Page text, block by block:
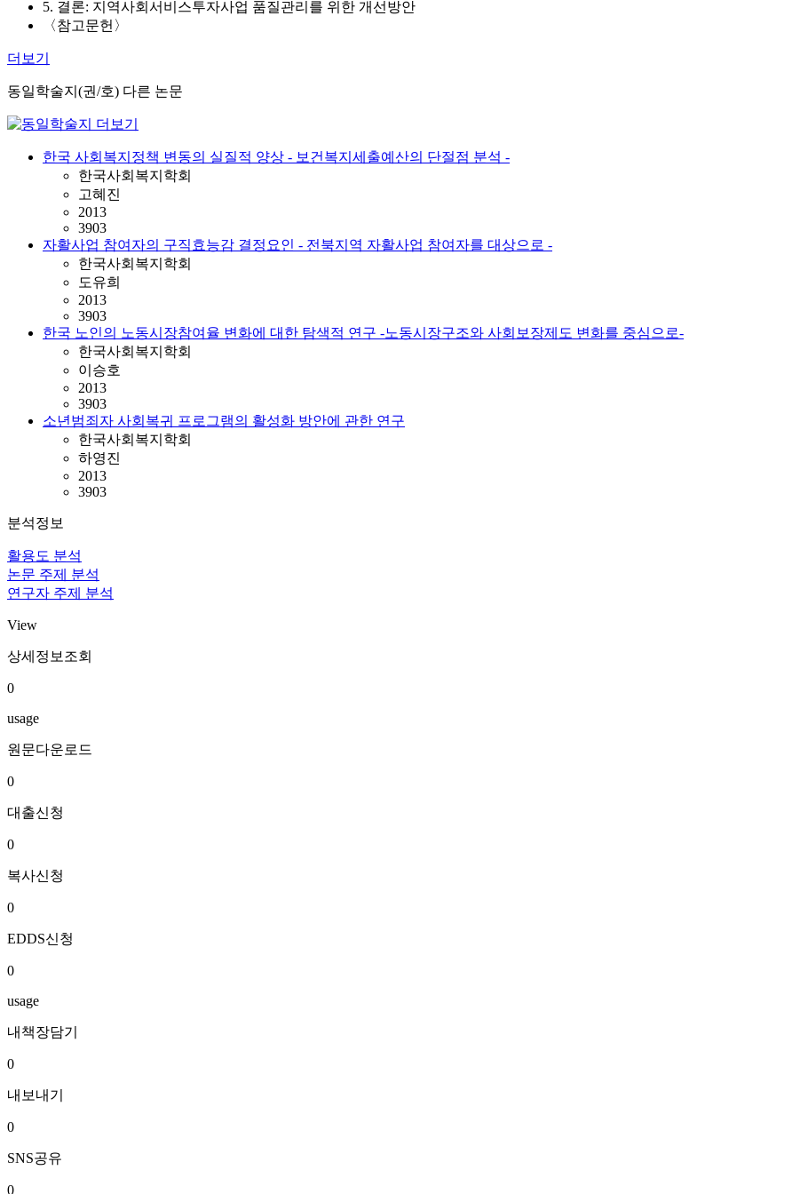
5. 결론: 지역사회서비스투자사업 품질관리를 위한 개선방안
〈참고문헌〉
더보기
동일학술지(권/호) 다른 논문
한국 사회복지정책 변동의 실질적 양상 - 보건복지세출예산의 단절점 분석 -
한국사회복지학회
고혜진
2013
3903
자활사업 참여자의 구직효능감 결정요인 - 전북지역 자활사업 참여자를 대상으로 -
한국사회복지학회
도유희
2013
3903
한국 노인의 노동시장참여율 변화에 대한 탐색적 연구 -노동시장구조와 사회보장제도 변화를 중심으로-
한국사회복지학회
이승호
2013
3903
소년범죄자 사회복귀 프로그램의 활성화 방안에 관한 연구
한국사회복지학회
하영진
2013
3903
분석정보
활용도 분석
논문 주제 분석
연구자 주제 분석
View
상세정보조회
0
usage
원문다운로드
0
대출신청
0
복사신청
0
EDDS신청
0
usage
내책장담기
0
내보내기
0
SNS공유
0